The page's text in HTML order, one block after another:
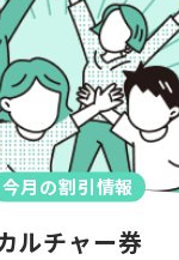
今月の割引情報
ルチャー券